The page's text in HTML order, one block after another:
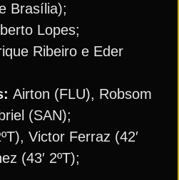
Brasília);
Lopes;
Ribeiro e Eder
Airton (FLU), Robsom
(SAN);
Victor Ferraz (42′
(43′ 2ºT);